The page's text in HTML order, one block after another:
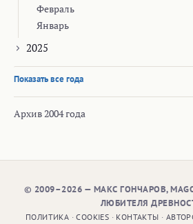
Февраль
Январь
2025
Показать все года
Архив 2004 года
© 2009–2026 — МАКС ГОНЧАРОВ,
ЛЮБИТЕЛЯ
ПОЛИТИКА ·COOKIES · КОНТАКТЫ ·